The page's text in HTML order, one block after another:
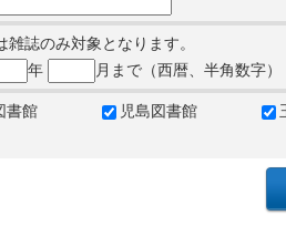
誌のみ対象となります。
年 月まで（西暦、半角数字）
書館 児島図書館